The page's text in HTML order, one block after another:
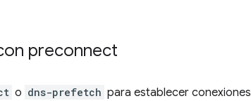
preconnect
o dns-prefetch para establecer conexiones